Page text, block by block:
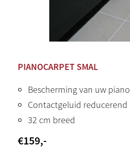
PIANOCARPET SMAL
Bescherming van uw piano
Contactgeluid reducerend
32 cm breed
€159,-